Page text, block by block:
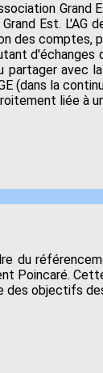
Est. L'AG
des comptes,
partager
(dans la
liée à
du
Poincaré.
objectifs